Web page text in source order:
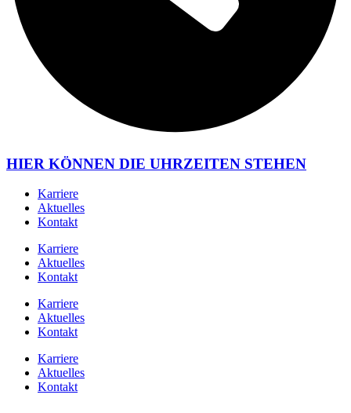
HIER KÖNNEN DIE UHRZEITEN STEHEN
Karriere
Aktuelles
Kontakt
Karriere
Aktuelles
Kontakt
Karriere
Aktuelles
Kontakt
Karriere
Aktuelles
Kontakt